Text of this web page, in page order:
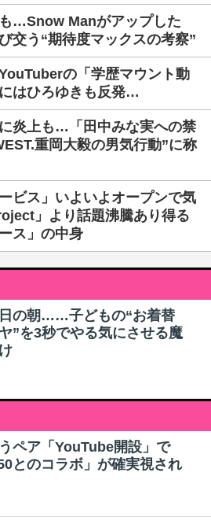
…Snow Manがアップした
交う“期待度マックスの考察”
の「学歴マウント動
はひろゆきも反発…
炎上も…「田中みな実への禁
重岡大毅の男気行動”に称
ビス」いよいよオープンで気
」より話題沸騰あり得る
ス」の中身
の朝……子どもの“お着替
”を3秒でやる気にさせる魔
ペア「YouTube開設」で
とのコラボ」が確実視され